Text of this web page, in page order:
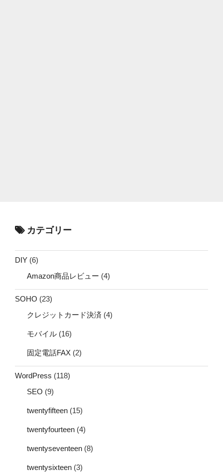
カテゴリー
DIY (6)
Amazon商品レビュー (4)
SOHO (23)
クレジットカード決済 (4)
モバイル (16)
固定電話FAX (2)
WordPress (118)
SEO (9)
twentyfifteen (15)
twentyfourteen (4)
twentyseventeen (8)
twentysixteen (3)